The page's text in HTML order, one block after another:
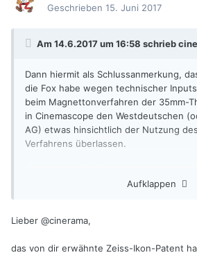
Geschrieben 15. Juni 2017
Am 14.6.2017 um 16:58 schrieb
Dann hiermit als Schlussanmerkung,
die Fox habe wegen technischer
beim Magnettonverfahren der 35mm-
in Cinemascope den Westdeutschen
AG) etwas hinsichtlich der Nutzung
Verfahrens überlassen.
Annotationen wird evt auch wenig zur
Quellenspektrum zum Breitfilmprojektor
Aufklappen
Lieber @cinerama,
das von dir erwähnte Zeiss-Ikon-Patent